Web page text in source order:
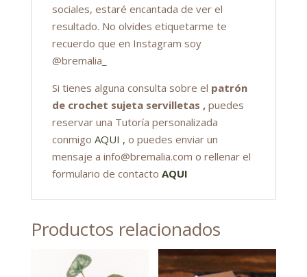
sociales, estaré encantada de ver el
resultado. No olvides etiquetarme te
recuerdo que en Instagram soy
@bremalia_
Si tienes alguna consulta sobre el patrón
de crochet sujeta servilletas , puedes
reservar una Tutoría personalizada
conmigo AQUI , o puedes enviar un
mensaje a info@bremalia.com o rellenar el
formulario de contacto AQUI
Productos relacionados